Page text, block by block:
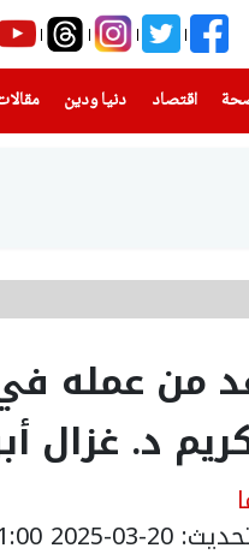
(current) اقتصاد دنيا ودين
(current)
من عمله
د. غزال
2025 12:21:00